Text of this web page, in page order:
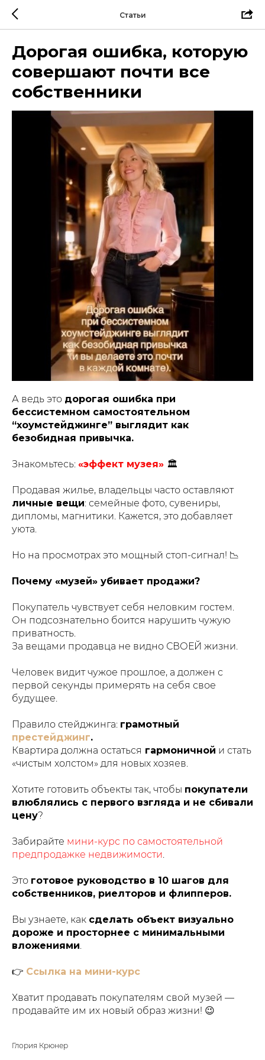
Статьи
Дорогая ошибка, которую
совершают почти все
собственники
А ведь это дорогая ошибка при
бессистемном самостоятельном
“хоумстейджинге” выглядит как
безобидная привычка.
Знакомьтесь: «эффект музея» 🏛
Продавая жилье, владельцы часто оставляют
личные вещи: семейные фото, сувениры,
дипломы, магнитики. Кажется, это добавляет
уюта.
Но на просмотрах это мощный стоп-сигнал! 📉
Почему «музей» убивает продажи?
Покупатель чувствует себя неловким гостем.
Он подсознательно боится нарушить чужую
приватность.
За вещами продавца не видно СВОЕЙ жизни.
Человек видит чужое прошлое, а должен с
первой секунды примерять на себя свое
будущее.
Правило стейджинга: грамотный
престейджинг.
Квартира должна остаться гармоничной и стать
«чистым холстом» для новых хозяев.
Хотите готовить объекты так, чтобы покупатели
влюблялись с первого взгляда и не сбивали
цену?
Забирайте мини-курс по самостоятельной
предпродажке недвижимости
Это готовое руководство в 10 шагов для
собственников, риелторов и флипперов.
Вы узнаете, как сделать объект визуально
дороже и просторнее с минимальными
вложениями
👉 Ссылка на мини-курс
Хватит продавать покупателям свой музей —
продавайте им их новый образ жизни! 😉
Глория Крюнер